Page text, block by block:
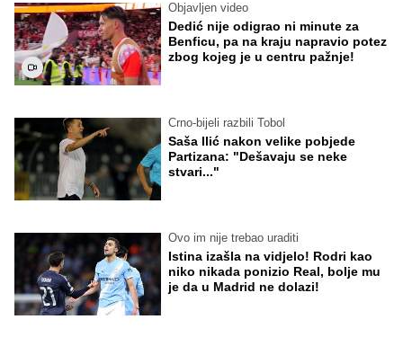
Objavljen video
Dedić nije odigrao ni minute za
Benficu, pa na kraju napravio potez
zbog kojeg je u centru pažnje!
Crno-bijeli razbili Tobol
Saša Ilić nakon velike pobjede
Partizana: "Dešavaju se neke
stvari..."
Ovo im nije trebao uraditi
Istina izašla na vidjelo! Rodri kao
niko nikada ponizio Real, bolje mu
je da u Madrid ne dolazi!